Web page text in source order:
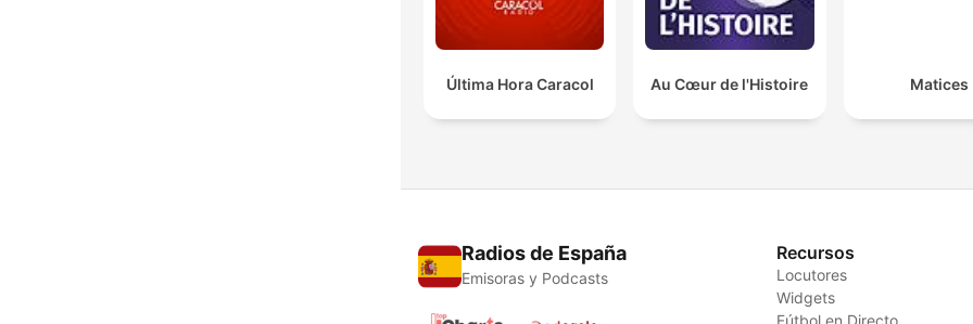
Última Hora Caracol Au Cœur de l'Histoire Matices
Radios de España
Emisoras y Podcasts
Recursos
Locutores
Widgets
Fútbol en Directo